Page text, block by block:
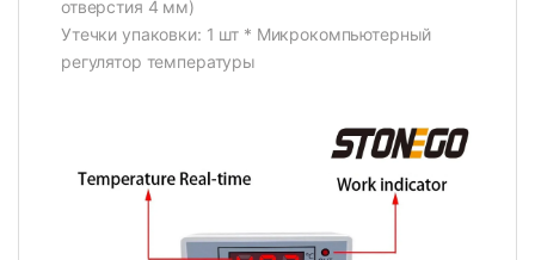
отверстия 4 мм)
Утечки упаковки: 1 шт * Микрокомпьютерный
регулятор температуры